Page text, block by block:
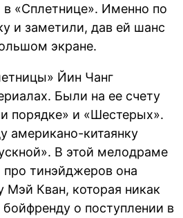
«Сплетнице». Именно по
и заметили, дав ей шанс
экране.
Йин Чанг
Были на ее счету
порядке» и «Шестерых».
американо-китаянку
В этой мелодраме
тинэйджеров она
Мэй Кван, которая никак
бойфренду о поступлении в